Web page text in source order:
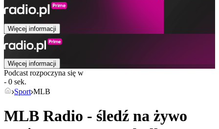
Więcej informacji
Więcej informacji
Podcast rozpoczyna się w
- 0 sek.
Sport MLB
MLB Radio - śledź na żywo